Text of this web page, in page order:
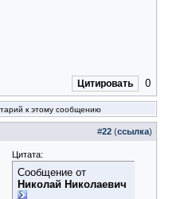
Цитировать 0
к этому сообщению
#22 (ссылка)
Цитата:
Сообщение от
Николай Николаевич